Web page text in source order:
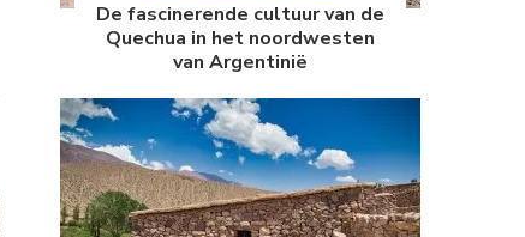
De fascinerende cultuur van de
Quechua in het noordwesten
van Argentinië